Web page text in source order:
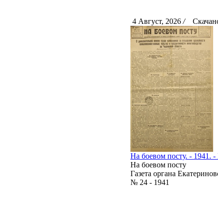
4 Август, 2026 /
На боевом посту. - 1941.
На боевом посту
Газета органа
№ 24 - 1941